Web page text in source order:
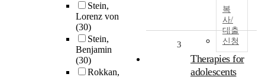
Stein,
Lorenz von
(30)
Stein,
Benjamin
(30)
Rokkan,
복
사/
대출
신청
3
Therapies for
adolescents